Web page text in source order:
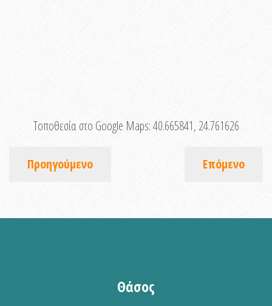
Τοποθεσία στο Google Maps:40.665841, 24.761626
Προηγούμενο Επόμενο
Θάσος